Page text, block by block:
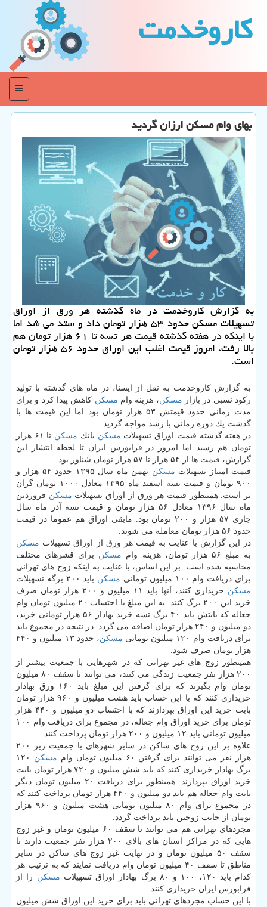
كاروخدمت
منو
بهای وام مسكن ارزان گردید
به گزارش كاروخدمت در ماه گذشته هر ورق از اوراق
تسهیلات مسكن حدود ۵۳ هزار تومان داد و ستد می شد اما
با اینكه در هفته گذشته قیمت هر تسه تا ۶۱ هزار تومان هم
بالا رفت، امروز قیمت اغلب این اوراق حدود ۵۶ هزار تومان
است.
به گزارش كاروخدمت به نقل از ایسنا، در ماه های گذشته با تولید
ركود نسبی در بازار مسكن، هزینه وام مسكن كاهش پیدا كرد و برای
مدت زمانی حدود قیمتش ۵۳ هزار تومان بود اما این قیمت ها با
گذشت یك دوره زمانی با رشد مواجه گردید.
در هفته گذشته قیمت اوراق تسهیلات مسكن بانك مسكن
تا ۶۱ هزار
تومان هم رسید اما امروز در فرابورس ایران تا لحظه انتشار این
گزارش، قیمت ها از ۵۴ هزار تا ۵۷ هزار تومان شناور بود.
قیمت امتیاز تسهیلات مسكن
بهمن ماه سال ۱۳۹۵ حدود ۵۴ هزار و
۹۰۰ تومان و قیمت تسه اسفند ماه ۱۳۹۵ معادل ۱۰۰۰ تومان گران
تر است. همینطور قیمت هر ورق از اوراق تسهیلات مسكن فروردین
ماه سال ۱۳۹۶ معادل ۵۶ هزار تومان و قیمت تسه آذر ماه سال
جاری ۵۷ هزار و ۲۰۰ تومان بود. مابقی اوراق هم عموما در قیمت
حدود ۵۶ هزار تومان معامله می شوند.
در این گزارش با عنایت به قیمت هر ورق از اوراق تسهیلات مسكن
به مبلغ ۵۶ هزار تومان، هزینه وام
مسكن برای قشرهای مختلف
محاسبه شده است. بر این اساس، با عنایت به اینكه زوج های تهرانی
برای دریافت وام ۱۰۰ میلیون تومانی
مسكن باید ۲۰۰ برگه تسهیلات
مسكن
خریداری كنند، آنها باید ۱۱ میلیون و ۲۰۰ هزار تومان صرف
خرید این ۲۰۰ برگ كنند. به این مبلغ با احتساب ۲۰ میلیون تومان وام
جعاله كه بابتش باید ۴۰ برگ تسه خرید بهادار ۵۶ هزار تومانی خرید،
دو میلیون و ۲۴۰ هزار تومان اضافه می گردد. در نتیجه در مجموع باید
برای دریافت وام ۱۲۰ میلیون تومانی
مسكن
، حدود ۱۳ میلیون و ۴۴۰
هزار تومان صرف شود.
همینطور زوج های غیر تهرانی كه در شهرهایی با جمعیت بیشتر از
۲۰۰ هزار نفر جمعیت زندگی می كنند، می توانند تا سقف ۸۰ میلیون
تومان وام بگیرند كه برای گرفتن این مبلغ باید ۱۶۰ ورق بهادار
خریداری كنند كه با این حساب باید هشت میلیون و ۹۶۰ هزار تومان
بابت خرید این اوراق بپردازند كه با احتساب دو میلیون و ۴۴۰ هزار
تومان برای خرید اوراق وام جعاله، در مجموع برای دریافت وام ۱۰۰
میلیون تومانی باید ۱۲ میلیون و ۲۰۰ هزار تومان پرداخت كنند.
علاوه بر این زوج های ساكن در سایر شهرهای با جمعیت زیر ۲۰۰
هزار نفر می توانند برای گرفتن ۶۰ میلیون تومان وام
مسكن
۱۲۰
برگ بهادار خریداری كنند كه باید شش میلیون و ۷۲۰ هزار تومان بابت
خرید اوراق بپردازند. همینطور برای دریافت ۲۰ میلیون تومان دیگر
بابت وام جعاله هم باید دو میلیون و ۴۴۰ هزار تومان پرداخت كنند كه
در مجموع برای وام ۸۰ میلیون تومانی هشت میلیون و ۹۶۰ هزار
تومان از جانب زوجین باید پرداخت گردد.
مجردهای تهرانی هم می توانند تا سقف ۶۰ میلیون تومان و غیر زوج
هایی كه در مراكز استان های بالای ۲۰۰ هزار نفر جمعیت دارند تا
سقف ۵۰ میلیون تومان و در نهایت غیر زوج های ساكن در سایر
مناطق تا سقف ۴۰ میلیون تومان وام دریافت نمایند كه به ترتیب هر
كدام باید ۱۲۰، ۱۰۰ و ۸۰ برگ بهادار اوراق تسهیلات
مسكن را از
فرابورس ایران خریداری كنند.
با این حساب مجردهای تهرانی باید برای خرید این اوراق شش میلیون